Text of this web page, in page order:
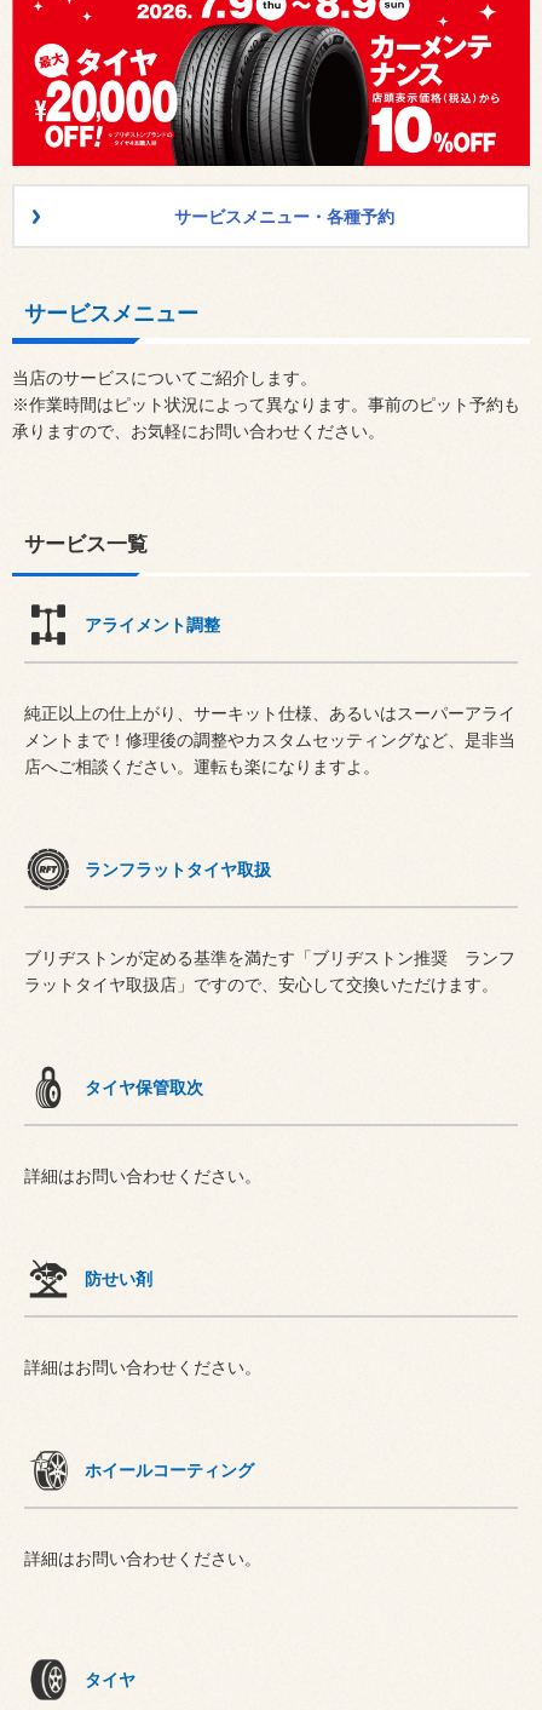
サービスメニュー・各種予約
サービスメニュー
当店のサービスについてご紹介します。
※作業時間はピット状況によって異なります。事前のピット予約も
承りますので、お気軽にお問い合わせください。
サービス一覧
アライメント調整
純正以上の仕上がり、サーキット仕様、あるいはスーパーアライ
メントまで！修理後の調整やカスタムセッティングなど、是非当
店へご相談ください。運転も楽になりますよ。
ランフラットタイヤ取扱
ブリヂストンが定める基準を満たす「ブリヂストン推奨 ランフ
ラットタイヤ取扱店」ですので、安心して交換いただけます。
タイヤ保管取次
詳細はお問い合わせください。
防せい剤
詳細はお問い合わせください。
ホイールコーティング
詳細はお問い合わせください。
タイヤ